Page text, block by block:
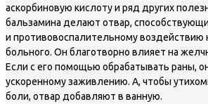
аскорбиновую кислоту и ряд других
бальзамина делают отвар,
и противовоспалительному воздействию
больного. Он благотворно влияет на
Если с его помощью обрабатывать раны,
ускоренному заживлению. А, чтобы
боли, отвар добавляют в ванную.